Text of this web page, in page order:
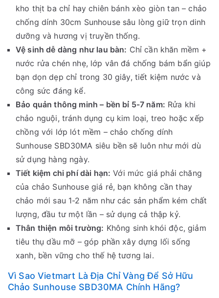
kho thịt ba chỉ hay chiên bánh xèo giòn tan – chảo
chống dính 30cm Sunhouse sâu lòng giữ trọn dinh
dưỡng và hương vị truyền thống.
Vệ sinh dễ dàng như lau bàn: Chỉ cần khăn mềm +
nước rửa chén nhẹ, lớp vân đá chống bám bẩn giúp
bạn dọn dẹp chỉ trong 30 giây, tiết kiệm nước và
công sức đáng kể.
Bảo quản thông minh – bền bỉ 5-7 năm: Rửa khi
chảo nguội, tránh dụng cụ kim loại, treo hoặc xếp
chồng với lớp lót mềm – chảo chống dính
Sunhouse SBD30MA siêu bền sẽ luôn như mới dù
sử dụng hàng ngày.
Tiết kiệm chi phí dài hạn: Với mức giá phải chăng
của chảo Sunhouse giá rẻ, bạn không cần thay
chảo mới sau 1-2 năm như các sản phẩm kém chất
lượng, đầu tư một lần – sử dụng cả thập kỷ.
Thân thiện môi trường: Không sinh khói độc, giảm
tiêu thụ dầu mỡ – góp phần xây dựng lối sống
xanh, bền vững cho thế hệ tương lai.
Vì Sao Vietmart Là Địa Chỉ Vàng Để Sở Hữu
Chảo Sunhouse SBD30MA Chính Hãng?